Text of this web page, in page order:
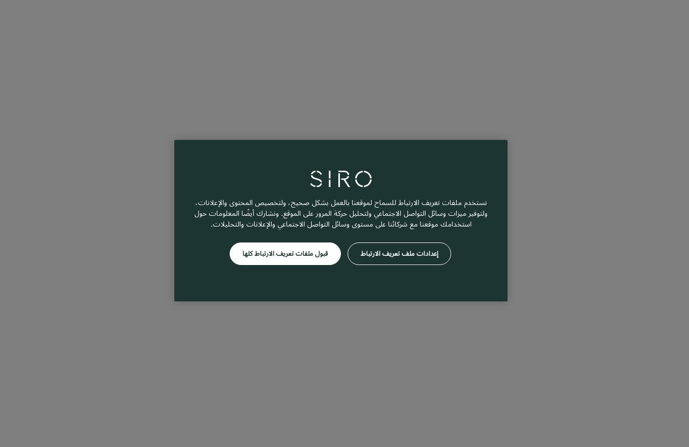
نستخدم ملفات تعريف الارتباط للسماح لموقعنا بالعمل بشكل صحيح، ولتخصيص المحتوى والإعلانات،
ولتوفير ميزات وسائل التواصل الاجتماعي ولتحليل حركة المرور على الموقع. ونشارك أيضًا المعلومات حول
استخدامك موقعنا مع شركائنا على مستوى وسائل التواصل الاجتماعي والإعلانات والتحليلات.
قبول ملفات تعريف الارتباط كلها إعدادات ملف تعريف الارتباط